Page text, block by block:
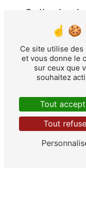
Collecte
les
Les
peuvent
collecte de
APCAR.
d'emballage,
autre type de
des solutions
efficace et
En faisant
industries de
la
une gestion
Ce site utilise des
et vous donne le
sur ceux que
souhaitez
Tout
Tout